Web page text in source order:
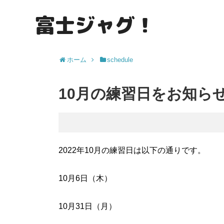
富士ジャグ！
ホーム schedule
10月の練習日をお知ら
2022年10月の練習日は以下の通りです。
10月6日（木）
10月31日（月）